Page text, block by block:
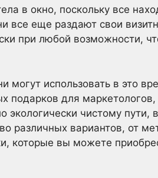
в окно, поскольку все
еще раздают свои
при любой возможности,
могут использовать в это
подарков для
экологически чистому
различных вариантов, от
которые вы можете